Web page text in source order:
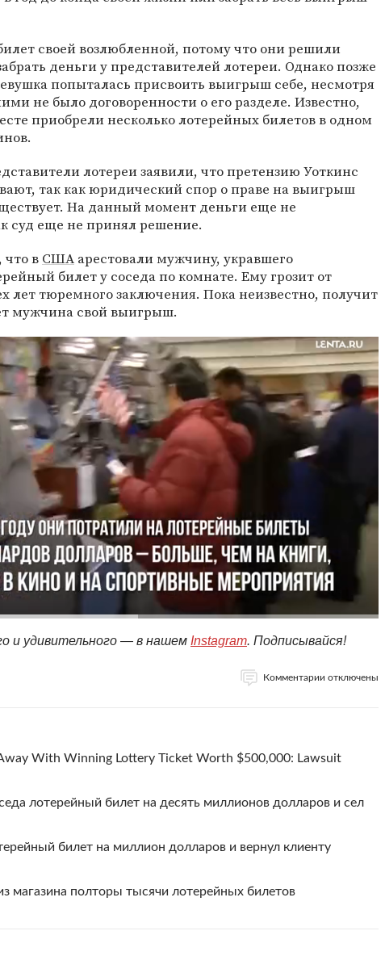
своей возлюбленной, потому что они решили
деньги у представителей лотереи. Однако позже
попыталась присвоить выигрыш себе, несмотря
не было договоренности о его разделе. Известно,
приобрели несколько лотерейных билетов в одном
лотереи заявили, что претензию Уоткинс
так как юридический спор о праве на выигрыш
На данный момент деньги еще не
суд еще не принял решение.
, что в США арестовали мужчину, укравшего
билет у соседа по комнате. Ему грозит от
лет тюремного заключения. Пока неизвестно, получит
мужчина свой выигрыш.
и удивительного — в нашем Instagram. Подписывайся!
Комментарии отключены
With Winning Lottery Ticket Worth $500,000: Lawsuit
лотерейный билет на десять миллионов долларов и сел
билет на миллион долларов и вернул клиенту
магазина полторы тысячи лотерейных билетов